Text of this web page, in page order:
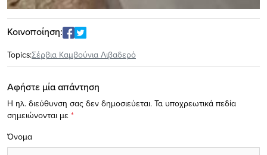
Κοινοποίηση:
Topics:Σέρβια Καμβούνια Λιβαδερό
Αφήστε μία απάντηση
Η ηλ. διεύθυνση σας δεν δημοσιεύεται. Τα υποχρεωτικά πεδία
σημειώνονται με *
Όνομα